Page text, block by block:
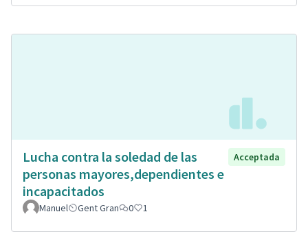
Lucha contra la soledad de las
personas mayores,dependientes e
incapacitados
Acceptada
Manuel Gent Gran 0 1